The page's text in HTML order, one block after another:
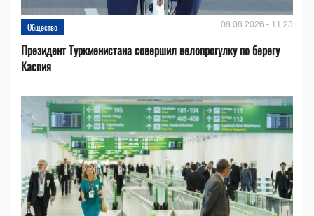
Общество 08.08.2026 - 11:23
Президент Туркменистана совершил велопрогулку по берегу
Каспия